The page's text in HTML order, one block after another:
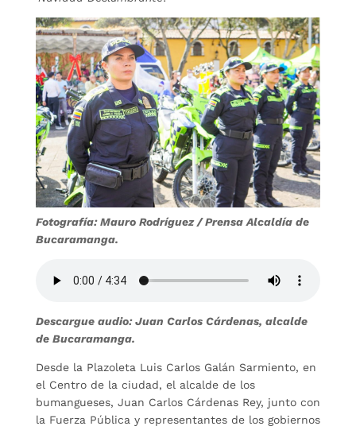
Fotografía: Mauro Rodríguez / Prensa Alcaldía de
Bucaramanga.
Descargue audio: Juan Carlos Cárdenas, alcalde
de Bucaramanga.
Desde la Plazoleta Luis Carlos Galán Sarmiento, en
el Centro de la ciudad, el alcalde de los
bumangueses, Juan Carlos Cárdenas Rey, junto con
la Fuerza Pública y representantes de los gobiernos